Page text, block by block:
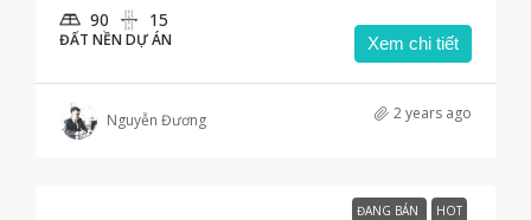
90 15
ĐẤT NỀN DỰ ÁN Xem chi tiết
Nguyễn Đương 2 years ago
ĐANG BÁN HOT